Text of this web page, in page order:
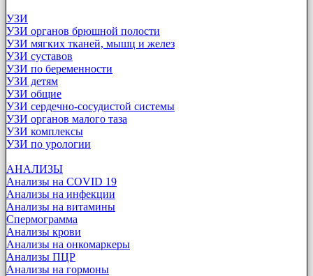
УЗИ
УЗИ органов брюшной полости
УЗИ мягких тканей, мышц и желез
УЗИ суставов
УЗИ по беременности
УЗИ детям
УЗИ общие
УЗИ сердечно-сосудистой системы
УЗИ органов малого таза
УЗИ комплексы
УЗИ по урологии
АНАЛИЗЫ
Анализы на COVID 19
Анализы на инфекции
Анализы на витамины
Спермограмма
Анализы крови
Анализы на онкомаркеры
Анализы ПЦР
Анализы на гормоны